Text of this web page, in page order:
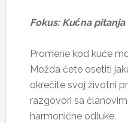
Fokus: Kućna pitanja
Promene kod kuće
Možda ćete osetiti
okrečite svoj životni
razgovori sa
harmonične odluke.